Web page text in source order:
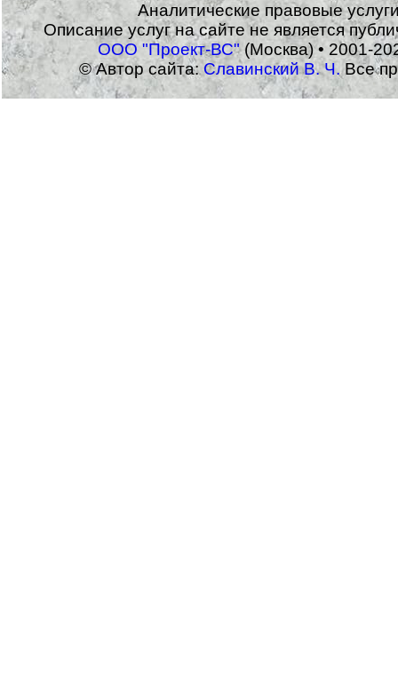
Аналитические правовые
Описание услуг на сайте не является
ООО "Проект-ВС"(Москва) • 2001-
© Автор сайта:Славинский В. Ч.Все